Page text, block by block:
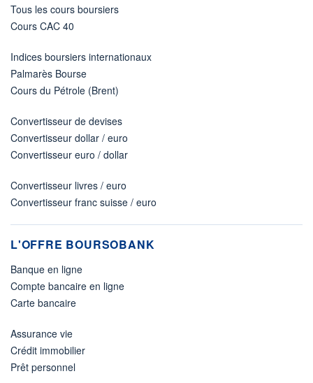
Tous les cours boursiers
Cours CAC 40
Indices boursiers internationaux
Palmarès Bourse
Cours du Pétrole (Brent)
Convertisseur de devises
Convertisseur dollar / euro
Convertisseur euro / dollar
Convertisseur livres / euro
Convertisseur franc suisse / euro
L'OFFRE BOURSOBANK
Banque en ligne
Compte bancaire en ligne
Carte bancaire
Assurance vie
Crédit immobilier
Prêt personnel